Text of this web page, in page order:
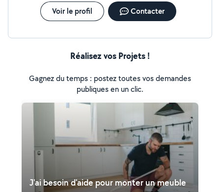
Voir le profil Contacter
Réalisez vos Projets !
Gagnez du temps : postez toutes vos demandes
publiques en un clic.
J'ai besoin d'aide pour monter un meuble